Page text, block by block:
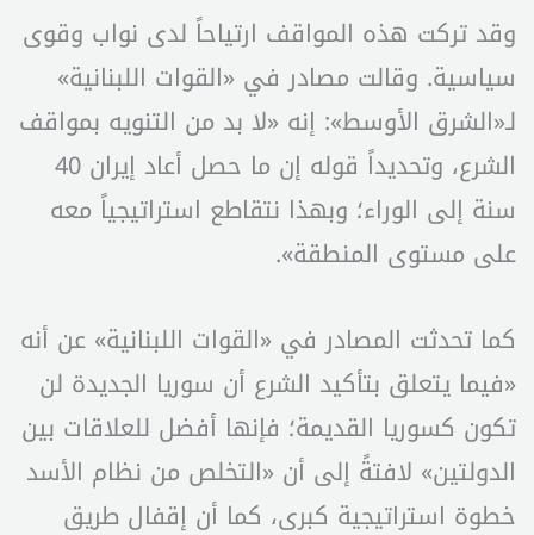
وقد تركت هذه المواقف ارتياحاً لدى نواب وقوى
سياسية. وقالت مصادر في «القوات اللبنانية»
لـ«الشرق الأوسط»: إنه «لا بد من التنويه بمواقف
الشرع، وتحديداً قوله إن ما حصل أعاد إيران 40
سنة إلى الوراء؛ وبهذا نتقاطع استراتيجياً معه
على مستوى المنطقة».
كما تحدثت المصادر في «القوات اللبنانية» عن أنه
«فيما يتعلق بتأكيد الشرع أن سوريا الجديدة لن
تكون كسوريا القديمة؛ فإنها أفضل للعلاقات بين
الدولتين» لافتةً إلى أن «التخلص من نظام الأسد
خطوة استراتيجية كبرى، كما أن إقفال طريق